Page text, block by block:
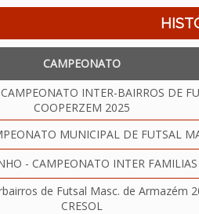
CAMPEONATO
INTER-BAIRROS DE
COOPERZEM 2025
MUNICIPAL DE FUTSAL
- CAMPEONATO INTER
de Futsal Masc. de Armazém
CRESOL